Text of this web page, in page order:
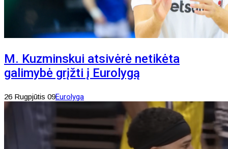
M. Kuzminskui atsivėrė netikėta
galimybė grįžti į Eurolygą
26 Rugpjūtis 09Eurolyga